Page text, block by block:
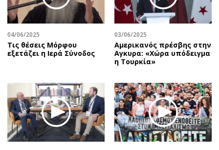
04/06/2025
Τις θέσεις Μόρφου
εξετάζει η Ιερά Σύνοδος
03/06/2025
Αμερικανός πρέσβης στην
Αγκυρα: «Χώρα υπόδειγμα
η Τουρκία»